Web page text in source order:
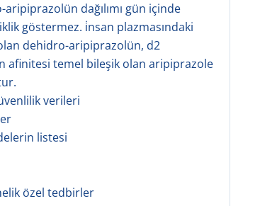
dağılımı gün içinde
göstermez. i̇nsan plazmasındaki
dehidro-aripiprazolün, d2
afinitesi temel bileşik olan aripiprazole
verileri
listesi
özel tedbirler